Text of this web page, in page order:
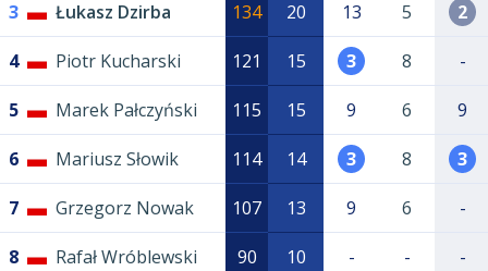
3 Łukasz Dzirba 134 20 13 5 2
4 Piotr Kucharski 121 15 3 8 -
5 Marek Pałczyński 115 15 9 6 9
6 Mariusz Słowik 114 14 3 8 3
7 Grzegorz Nowak 107 13 9 6 -
8 Rafał Wróblewski 90 10 - - -